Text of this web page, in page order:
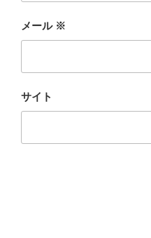
メール ※
サイト